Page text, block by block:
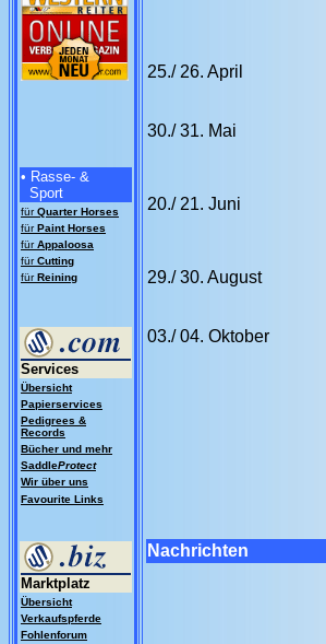
• Rasse- &
Sport
fürQuarter Horses
fürPaint Horses
fürAppaloosa
fürCutting
fürReining
Services
Übersicht
Papierservices
Pedigrees &
Records
Bücher und mehr
SaddleProtect
Wir über uns
Favourite Links
Marktplatz
Übersicht
Verkaufspferde
Fohlenforum
25./ 26. April
30./ 31. Mai
20./ 21. Juni
29./ 30. August
03./ 04. Oktober
Nachrichten